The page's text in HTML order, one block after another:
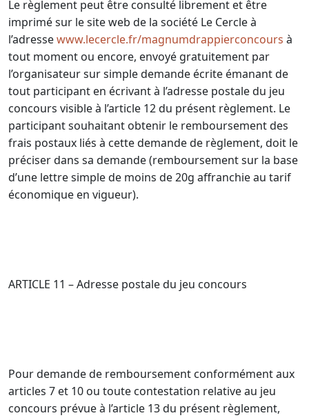
Le règlement peut être consulté librement et être
imprimé sur le site web de la société Le Cercle à
l’adressewww.lecercle.fr/magnumdrappierconcours à
tout moment ou encore, envoyé gratuitement par
l’organisateur sur simple demande écrite émanant de
tout participant en écrivant à l’adresse postale du jeu
concours visible à l’article 12 du présent règlement. Le
participant souhaitant obtenir le remboursement des
frais postaux liés à cette demande de règlement, doit le
préciser dans sa demande (remboursement sur la base
d’une lettre simple de moins de 20g affranchie au tarif
économique en vigueur).
ARTICLE 11 – Adresse postale du jeu concours
Pour demande de remboursement conformément aux
articles 7 et 10 ou toute contestation relative au jeu
concours prévue à l’article 13 du présent règlement,